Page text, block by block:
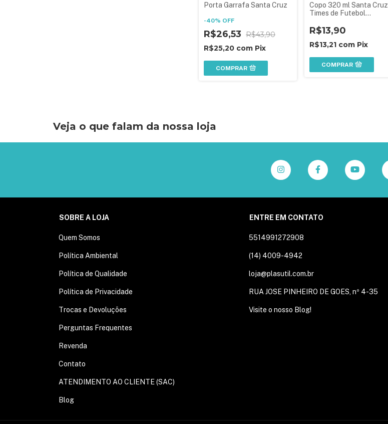
Porta Garrafa Santa Cruz
-40% OFF
R$26,53 R$43,90
R$25,20 com Pix
COMPRAR
Copo 320 ml Santa Cruz
Times de Futebol
Festa Infantil
R$13,90
R$13,21 com Pix
COMPRAR
Veja o que falam da nossa loja
SOBRE A LOJA
Quem Somos
Política Ambiental
Política de Qualidade
Política de Privacidade
Trocas e Devoluções
Perguntas Frequentes
Revenda
Contato
ATENDIMENTO AO CLIENTE (SAC)
Blog
ENTRE EM CONTATO
5514991272908
(14) 4009-4942
loja@plasutil.com.br
RUA JOSE PINHEIRO DE GOES, nº 4-35
Visite o nosso Blog!